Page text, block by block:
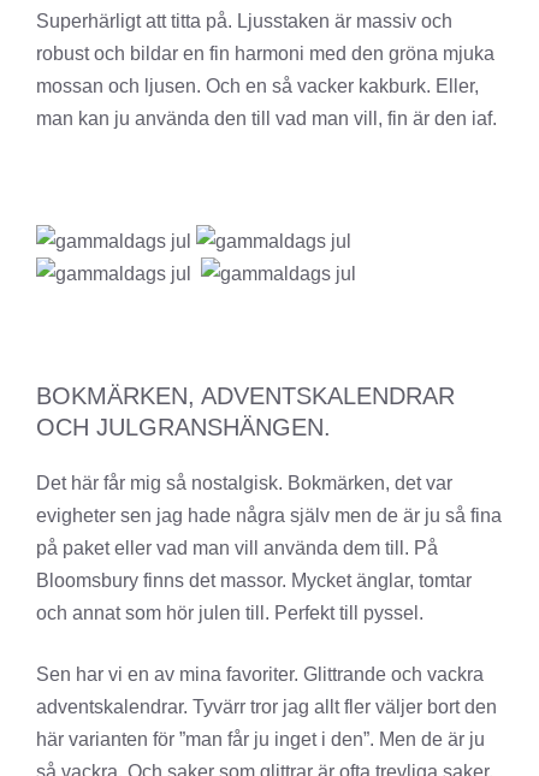
Superhärligt att titta på. Ljusstaken är massiv och
robust och bildar en fin harmoni med den gröna mjuka
mossan och ljusen. Och en så vacker kakburk. Eller,
man kan ju använda den till vad man vill, fin är den iaf.
BOKMÄRKEN, ADVENTSKALENDRAR
OCH JULGRANSHÄNGEN.
Det här får mig så nostalgisk. Bokmärken, det var
evigheter sen jag hade några själv men de är ju så fina
på paket eller vad man vill använda dem till. På
Bloomsbury finns det massor. Mycket änglar, tomtar
och annat som hör julen till. Perfekt till pyssel.
Sen har vi en av mina favoriter. Glittrande och vackra
adventskalendrar. Tyvärr tror jag allt fler väljer bort den
här varianten för ”man får ju inget i den”. Men de är ju
så vackra. Och saker som glittrar är ofta trevliga saker.